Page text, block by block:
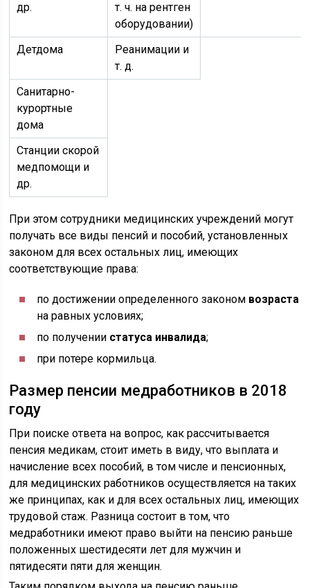
др.
т. ч. на рентген
оборудовании)
Детдома
Реанимации и
т. д.
Санитарно-
курортные
дома
Станции скорой
медпомощи и
др.
При этом сотрудники медицинских учреждений могут
получать все виды пенсий и пособий, установленных
законом для всех остальных лиц, имеющих
соответствующие права:
по достижении определенного законом возраста
на равных условиях;
по получении статуса инвалида;
при потере кормильца.
Размер пенсии медработников в 2018
году
При поиске ответа на вопрос, как рассчитывается
пенсия медикам, стоит иметь в виду, что выплата и
начисление всех пособий, в том числе и пенсионных,
для медицинских работников осуществляется на таких
же принципах, как и для всех остальных лиц, имеющих
трудовой стаж. Разница состоит в том, что
медработники имеют право выйти на пенсию раньше
положенных шестидесяти лет для мужчин и
пятидесяти пяти для женщин.